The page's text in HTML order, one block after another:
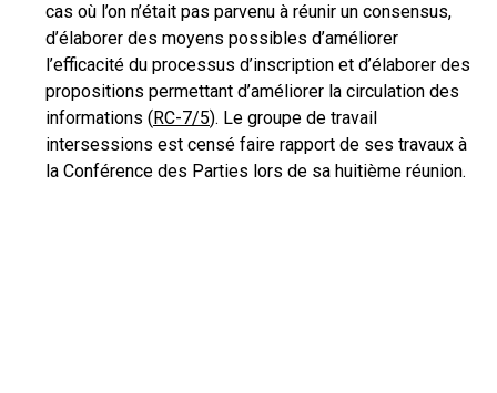
cas où l’on n’était pas parvenu à réunir un consensus,
d’élaborer des moyens possibles d’améliorer
l’efficacité du processus d’inscription et d’élaborer des
propositions permettant d’améliorer la circulation des
informations (RC-7/5). Le groupe de travail
intersessions est censé faire rapport de ses travaux à
la Conférence des Parties lors de sa huitième réunion.